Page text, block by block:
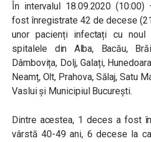
În intervalul 18.09.2020
fost înregistrate 42 de decese
unor pacienți infectați cu noul
spitalele din Alba, Bacău,
Dâmbovița, Dolj, Galați,
Neamț, Olt, Prahova, Sălaj, Satu
Vaslui și Municipiul București.
Dintre acestea, 1 deces a fost
vârstă 40-49 ani, 6 decese la